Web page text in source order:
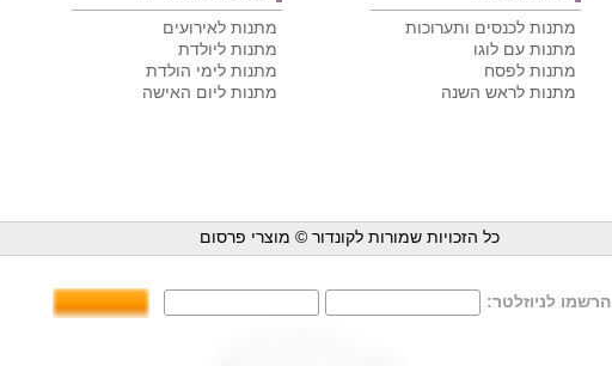
מתנות לכנסים ותערוכות
מתנות עם לוגו
מתנות לפסח
מתנות לראש השנה
מתנות לאירועים
מתנות ליולדת
מתנות לימי הולדת
מתנות ליום האישה
כל הזכויות שמורות לקונדור © מוצרי פרסום
הרשמו לניוזלטר: